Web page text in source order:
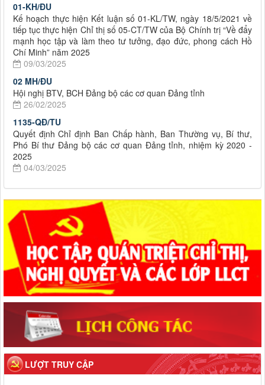
01-KH/ĐU
Kế hoạch thực hiện Kết luận số 01-KL/TW, ngày 18/5/2021 về
tiếp tục thực hiện Chỉ thị số 05-CT/TW của Bộ Chính trị “Về đẩy
mạnh học tập và làm theo tư tưởng, đạo đức, phong cách Hồ
Chí Minh” năm 2025
09/03/2025
02 MH/ĐU
Hội nghị BTV, BCH Đảng bộ các cơ quan Đảng tỉnh
26/02/2025
1135-QĐ/TU
Quyết định Chỉ định Ban Chấp hành, Ban Thường vụ, Bí thư,
Phó Bí thư Đảng bộ các cơ quan Đảng tỉnh, nhiệm kỳ 2020 -
2025
04/03/2025
LƯỢT TRUY CẬP